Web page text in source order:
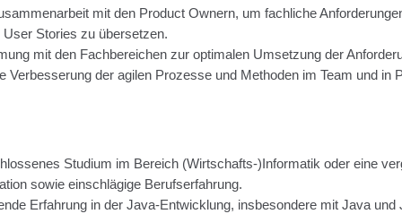
mit den Product Ownern, um fachliche
User Stories zu übersetzen.
mit den Fachbereichen zur optimalen Umsetzung der
Verbesserung der agilen Prozesse und Methoden im Team und in
Studium im Bereich (Wirtschafts-)Informatik oder eine
sowie einschlägige Berufserfahrung.
Erfahrung in der Java-Entwicklung, insbesondere mit Java und